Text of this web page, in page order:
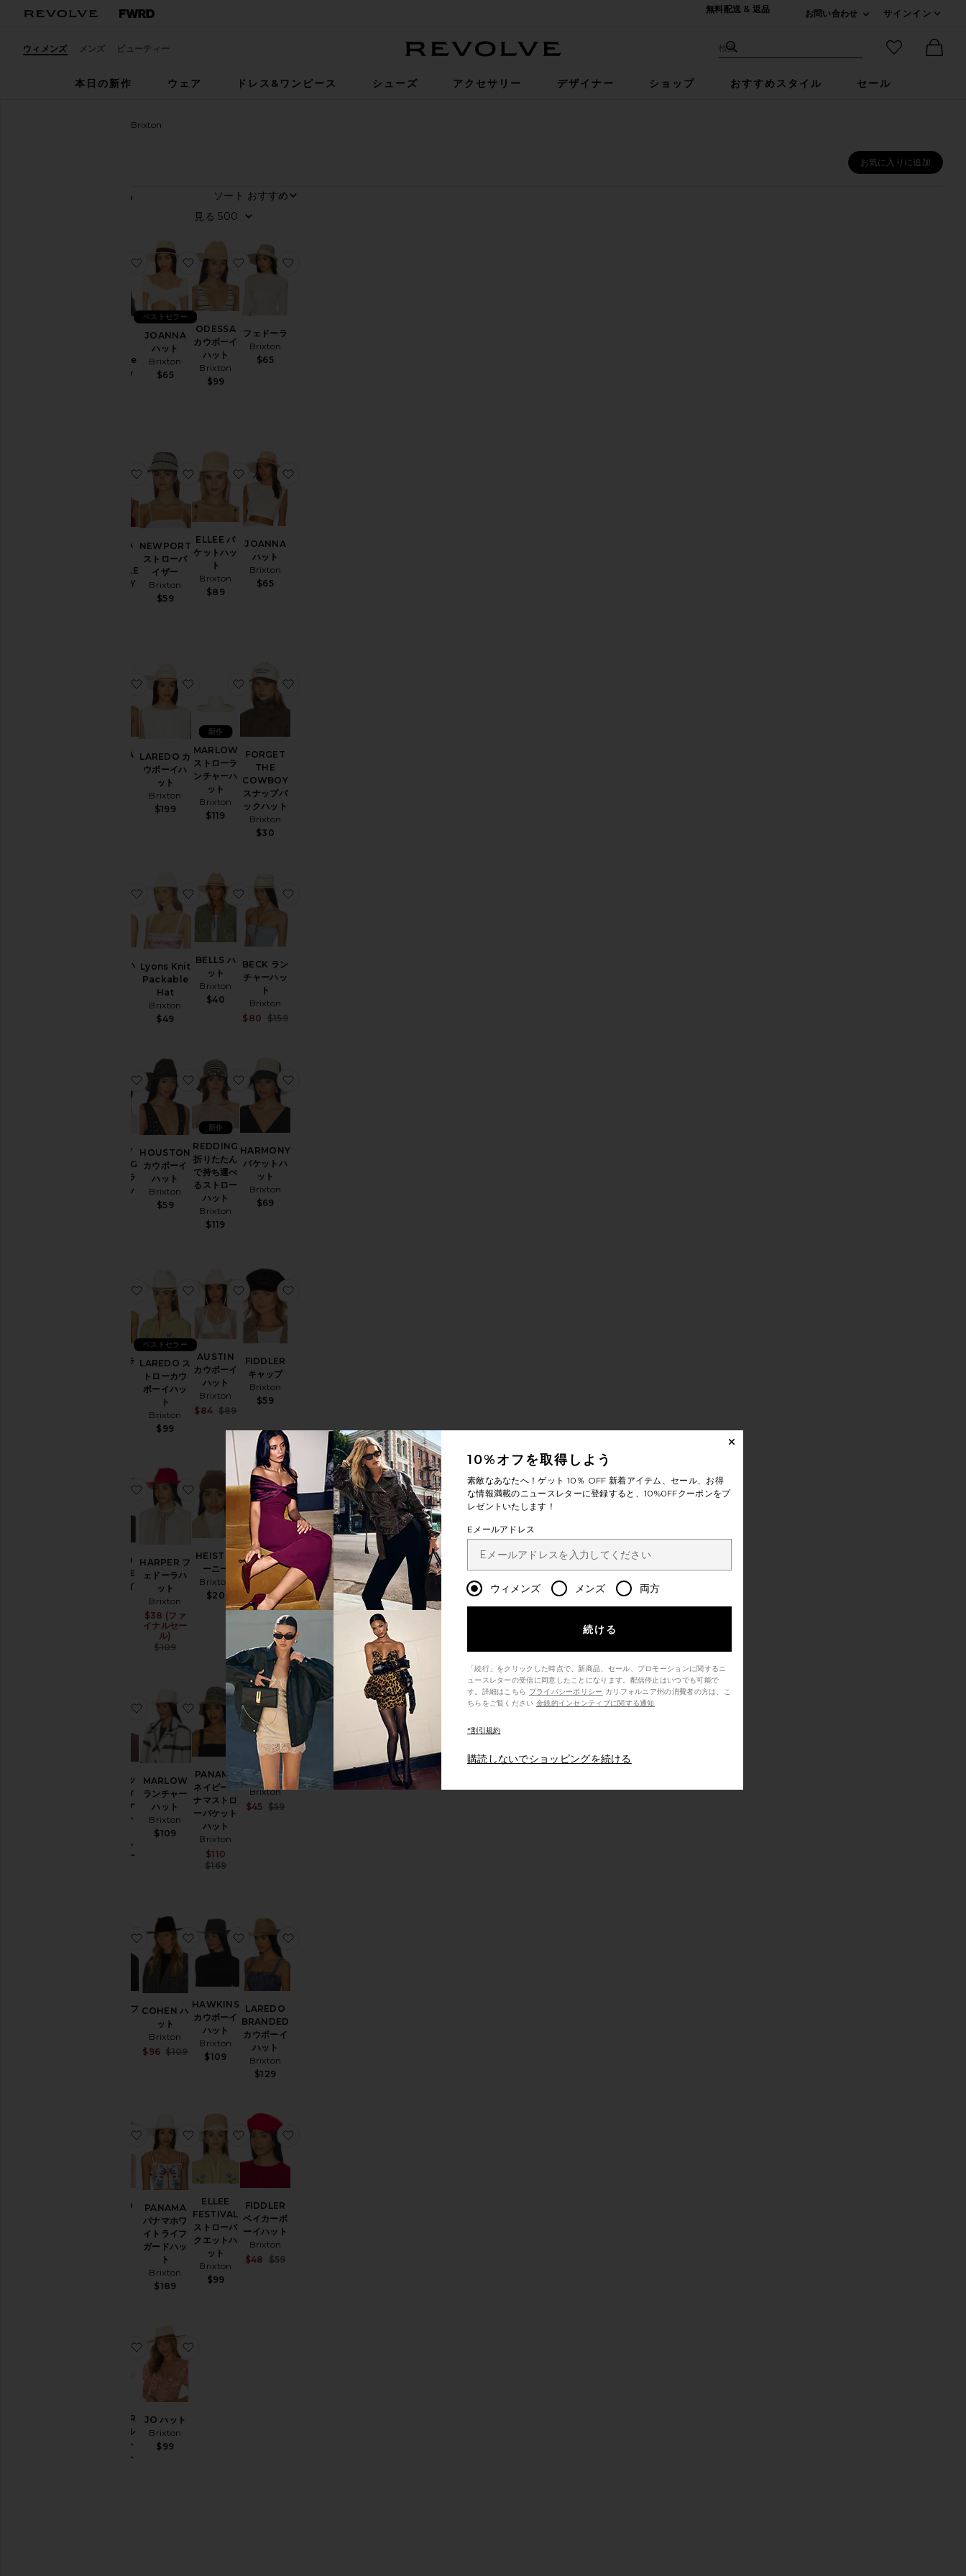
無料配送 & 返品
お問い合わせ
サインイン
ウィメンズ メンズ ビューティー サイト検索
検索
お気に入り
本日の新作
ウェア ドレス&ワンピース シューズ アクセサリー デザイナー ショップ おすすめスタイル セール
Brixton
お気に入りに追加
商品
ソート
見る
Packable
Cowboy
お気に入りOdessa Straw Packable Cowboy Hat
JOANNA
ハット
Brixton
$65
ベストセラー
お気に入りJOANNA ハット
ODESSA
カウボーイ
ハット
Brixton
$99
お気に入りODESSA カウボーイハット
フェドーラ
Brixton
$65
ODESSA
PACKABLE
COWBOY
お気に入りODESSA STRAW PACKABLE COWBOY HAT
NEWPORT
ストローバ
イザー
Brixton
$59
お気に入りNEWPORT ストローバイザー
ELLEE バ
ケットハッ
ト
Brixton
$89
お気に入りELLEE バケットハット
JOANNA
ハット
Brixton
$65
JOANNA
お気に入りJOANNA ハット
LAREDO カ
ウボーイハ
ット
Brixton
$199
お気に入りLAREDO カウボーイハット
MARLOW
ストローラ
ンチャーハ
ット
Brixton
$119
新作
お気に入りMARLOW ストローランチャーハット
FORGET
THE
COWBOY
スナップバ
ックハット
Brixton
$30
バケットハ
お気に入りバケットハット
Lyons Knit
Packable
Hat
Brixton
$49
お気に入りLyons Knit Packable Hat
BELLS ハ
ット
Brixton
$40
お気に入りBELLS ハット
BECK ラン
チャーハッ
ト
Brixton
$80 $159
SUNDAY
CRUISING
CLUB トラ
ッカーハッ
お気に入りSUNDAY CRUISING CLUB トラッカーハット
HOUSTON
カウボーイ
ハット
Brixton
$59
お気に入りHOUSTON カウボーイハット
REDDING
折りたたん
で持ち運べ
るストロー
ハット
Brixton
$119
新作
お気に入りREDDING 折りたたんで持ち運べるストローハット
HARMONY
バケットハ
ット
Brixton
$69
フェドーラ
お気に入りフェドーラ
LAREDO ス
トローカウ
ボーイハッ
ト
Brixton
$99
ベストセラー
お気に入りLAREDO ストローカウボーイハット
AUSTIN
カウボーイ
ハット
Brixton
$84 $89
お気に入りAUSTIN カウボーイハット
FIDDLER
キャップ
Brixton
$59
EL PASO
RESERVE
カウボーイ
お気に入りEL PASO RESERVE カウボーイハット
HARPER フ
ェドーラハ
ット
Brixton
$38 (ファ
イナルセー
ル)
Previous price:
$109
お気に入りHARPER フェドーラハット
HEIST ビ
ーニー
Brixton
$20
お気に入りHEIST ビーニー
MESSER ハ
ット
Brixton
$75
お気に入りMESSER ハット
DION パッ
カブルウィ
ンターバケ
ットハット
$23 (ファ
イナルセー
お気に入りDION パッカブルウィンターバケットハット
MARLOW
ランチャー
ハット
Brixton
$109
お気に入りMARLOW ランチャーハット
PANAMA
ネイビーパ
ナマストロ
ーバケット
ハット
Brixton
$110
$169
お気に入りPANAMA ネイビーパナマストローバケットハット
フェドーラ
Brixton
$45 $59
お気に入りフェドーラ
LAYTON フ
Sale price:
お気に入りLAYTON フェドーラ
COHEN ハ
ット
Brixton
Sale price:
$96
Previous price:
$109
お気に入りCOHEN ハット
HAWKINS
カウボーイ
ハット
Brixton
$109
お気に入りHAWKINS カウボーイハット
LAREDO
BRANDED
カウボーイ
ハット
Brixton
$129
EL PASO
お気に入りEL PASO ハット
PANAMA
パナマホワ
イトライフ
ガードハッ
ト
Brixton
$189
お気に入りPANAMA パナマホワイトライフガードハット
ELLEE
FESTIVAL
ストローバ
クエットハ
ット
Brixton
$99
お気に入りELLEE FESTIVAL ストローバクエットハット
FIDDLER
ベイカーボ
ーイハット
Brixton
$48 $59
ELEANOR
ナチュラル
カラースト
ローハット
お気に入りELEANOR ナチュラルカラーストローハット
JO ハット
Brixton
$99
10%オフを取得しよう
素敵なあなたへ！ゲット 10％ OFF 新着アイテム、セール、お得
な情報満載のニュースレターに登録すると、10%0FFクーポンをプ
レゼントいたします！
Eメールアドレス
ウィメンズ メンズ 両方
続ける
「続行」をクリックした時点で、新商品、セール、プロモーションに関するニ
ュースレターの受信に同意したことになります。配信停止はいつでも可能で
す。詳細はこちら プライバシーポリシー
ちらをご覧ください 金銭的インセンティブに関する通知
*割引規約
購読しないでショッピングを続ける